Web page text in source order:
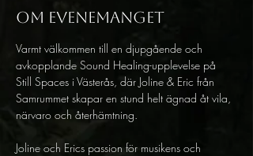
Om evenemanget
Varmt välkommen till en djupgående och
avkopplande Sound Healing-upplevelse på
Still Spaces i Västerås, där Joline & Eric från
Samrummet skapar en stund helt ägnad åt vila,
närvaro och återhämtning.
Joline och Erics passion för musikens och